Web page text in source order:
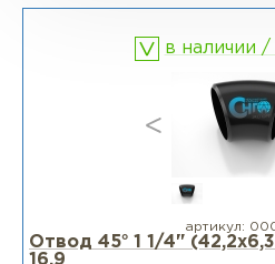
Фланцы
Фланцы
Фланцы
в наличии /
артикул:
Отвод 45° 1 1/4"
16.9